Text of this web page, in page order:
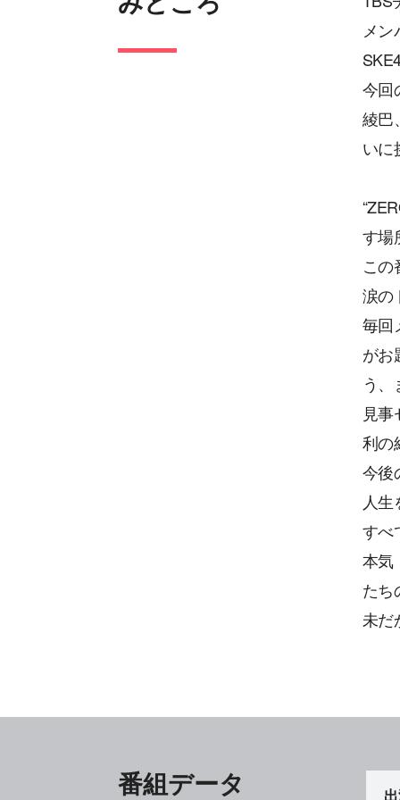
メ
今回
綾巴
いに
す場
この
涙の
毎回
がお
う
見
利の
今後
人
すべ
本気
たち
未だ
番組データ